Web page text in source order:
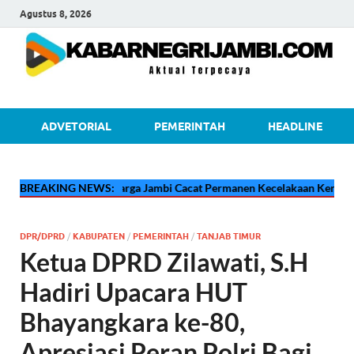
Agustus 8, 2026
ADVETORIAL PEMERINTAH HEADLINE
BREAKING NEWS:
Pilu Adzan Warga Jambi Cacat Permanen Kecelakaan Kerja di
DPR/DPRD / KABUPATEN / PEMERINTAH / TANJAB TIMUR
Ketua DPRD Zilawati, S.H
Hadiri Upacara HUT
Bhayangkara ke-80,